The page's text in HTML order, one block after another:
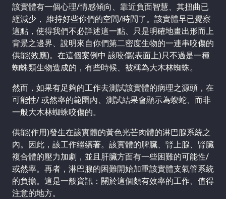
該實體有一個心理/情感傾向、靠近負面智慧、其扭曲已
經減少， 維持好些你們的空間/時間了。該實體早已覺察
這點，使得我們不必詳述這一點、只是明確地畫出形而上
背景之邊界、說明來自你們第二密度生物的一連串咬傷的
供能(效應)。在這個案例中 該咬傷(表面上)只不過是一種
蜘蛛類生物造成的，有些時候、被稱為大木林蜘蛛。
然而，如果有足夠的工作去測試該實體的病理之源頭，在
可能性/ 或然率的範圍內、測試結果會顯示為蝮蛇、而非
一般大木林蜘蛛咬傷的。
供能(作用)發生在該實體的黃色光芒肉體的淋巴腺系統之
內。因此，該工作繼續著。該實體的脾臟、腎上腺、腎臟
複合體的壓力加劇，並且肝臟方面有一些困難的可能性/
或然率。再者，淋巴腺的困難開始加重該實體支氣管系統
的負擔。這是一般資訊：關於這個頗有效率的工作、值得
注意的地方。